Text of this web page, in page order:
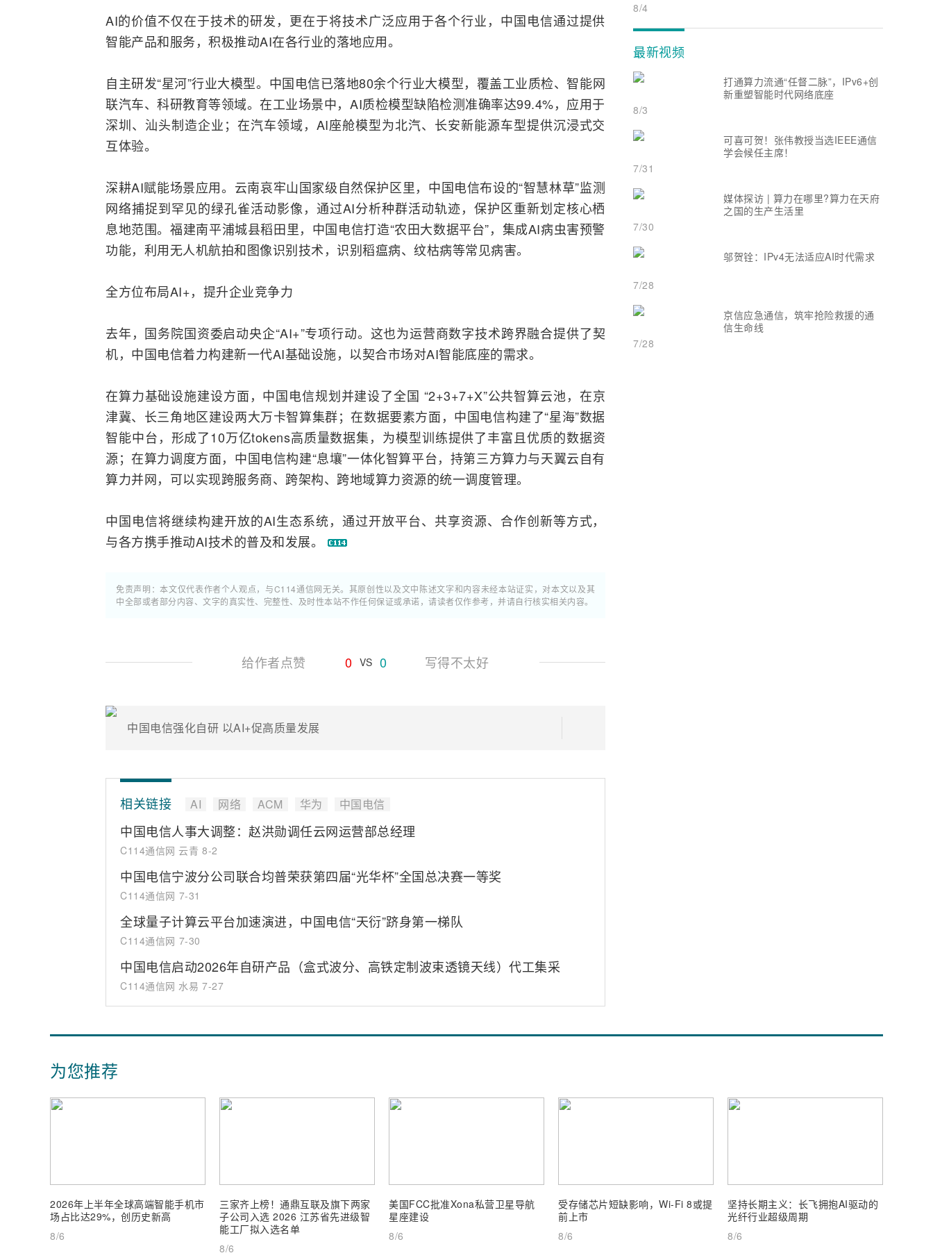
AI的价值不仅在于技术的研发，更在于将技术广泛应用于各个行业，中国电信通过提供
智能产品和服务，积极推动AI在各行业的落地应用。
自主研发“星河”行业大模型。中国电信已落地80余个行业大模型，覆盖工业质检、 智能网
联汽车、科研教育等领域。在工业场景中，AI质检模型缺陷检测准确率达99.4%，应用于
深圳、汕头制造企业；在汽车领域，AI座舱模型为北汽、长安新能源车型提供沉浸式交
互体验。
深耕AI赋能场景应用。云南哀牢山国家级自然保护区里，中国电信布设的“智慧林草”监测
网络捕捉到罕见的绿孔雀活动影像，通过AI分析种群活动轨迹，保护区重新划定核心栖
息地范围。福建南平浦城县稻田里，中国电信打造“农田大数据平台”，集成AI病虫害预警
功能，利用无人机航拍和图像识别技术，识别稻瘟病、纹枯病等常见病害。
全方位布局AI+，提升企业竞争力
去年，国务院国资委启动央企“AI+”专项行动。这也为运营商数字技术跨界融合提供了契
机，中国电信着力构建新一代AI基础设施，以契合市场对AI智能底座的需求。
在算力基础设施建设方面，中国电信规划并建设了全国 “2+3+7+X”公共智算云池，在京
津冀、长三角地区建设两大万卡智算集群；在数据要素方面，中国电信构建了“星海”数据
智能中台，形成了10万亿tokens高质量数据集，为模型训练提供了丰富且优质的数据资
源；在算力调度方面，中国电信构建“息壤”一体化智算平台，持第三方算力与天翼云自有
算力并网，可以实现跨服务商、跨架构、跨地域算力资源的统一调度管理。
中国电信将继续构建开放的AI生态系统，通过开放平台、共享资源、合作创新等方式，
与各方携手推动AI技术的普及和发展。
免责声明：本文仅代表作者个人观点，与C114通信网无关。其原创性以及文中陈述文字和内容未经本站证实，对本文以及其
中全部或者部分内容、文字的真实性、完整性、及时性本站不作任何保证或承诺，请读者仅作参考，并请自行核实相关内容。
给作者点赞 0 VS 0 写得不太好
中国电信强化自研 以AI+促高质量发展
相关链接 AI 网络 ACM 华为 中国电信
中国电信人事大调整：赵洪勋调任云网运营部总经理
C114通信网 云青 8-2
中国电信宁波分公司联合均普荣获第四届“光华杯”全国总决赛一等奖
C114通信网 7-31
全球量子计算云平台加速演进，中国电信“天衍”跻身第一梯队
C114通信网 7-30
中国电信启动2026年自研产品（盒式波分、高铁定制波束透镜天线）代工集采
C114通信网 水易 7-27
8/4
最新视频
打通算力流通“任督二脉”，IPv6+创
新重塑智能时代网络底座
8/3
可喜可贺！张伟教授当选IEEE通信
学会候任主席！
7/31
媒体探访 | 算力在哪里?算力在天府
之国的生产生活里
7/30
邬贺铨：IPv4无法适应AI时代需求
7/28
京信应急通信，筑牢抢险救援的通
信生命线
7/28
为您推荐
2026年上半年全球高端智能手机市
场占比达29%，创历史新高
8/6
三家齐上榜！通鼎互联及旗下两家
子公司入选 2026 江苏省先进级智
能工厂拟入选名单
8/6
美国FCC批准Xona私营卫星导航
星座建设
8/6
受存储芯片短缺影响，Wi-Fi 8或提
前上市
8/6
坚持长期主义：长飞拥抱AI驱动的
光纤行业超级周期
8/6